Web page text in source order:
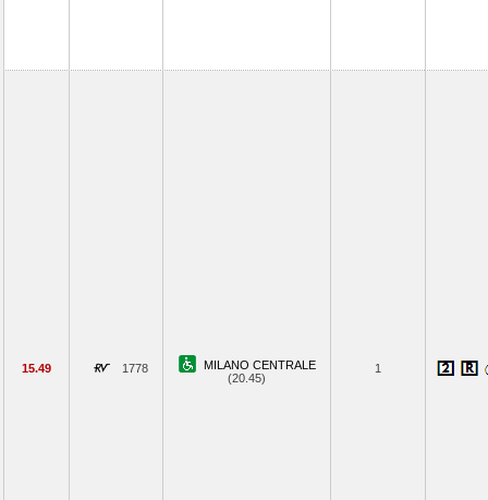
15.49 1778
MILANO CENTRALE
(20.45)
1